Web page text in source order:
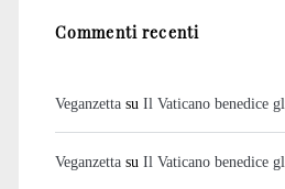
Commenti recenti
Veganzettasu Il Vaticano benedice
Veganzettasu Il Vaticano benedice